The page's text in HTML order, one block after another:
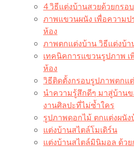
4 วิธีแต่งบ้านสวยด้วยกรอ
ภาพแขวนผนัง เพื่อความป
ห้อง
ภาพตกแต่งบ้าน วิธีแต่งบ้
เทคนิคการแขวนรูปภาพ
ห้อง
วิธีติดตั้งกรอบรูปภาพตกแ
นำความรู้สึกดีๆ มาสู่บ้าน
งานศิลปะที่ไม่ซ้ำใคร
รูปภาพดอกไม้ ตกแต่งผนัง
แต่งบ้านสไตล์โมเดิร์น
แต่งบ้านสไตล์มินิมอล ด้ว